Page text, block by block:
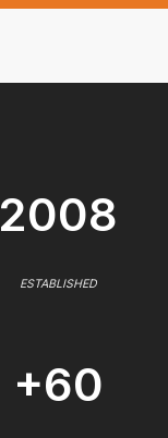
2008
ESTABLISHED
+60